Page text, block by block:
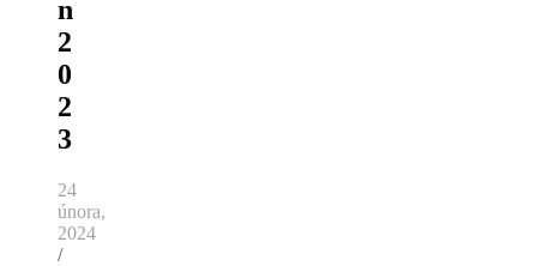
n
2
0
2
3
24
února,
2024
/